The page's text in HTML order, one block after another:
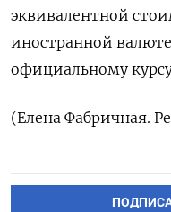
эквивалентной
иностранной
официальному
(Елена Фабричная.